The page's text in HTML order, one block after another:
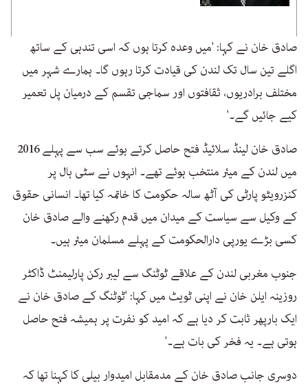
صادق خان نے کہا: 'میں وعدہ کرتا ہوں کہ اسی تندہی کے ساتھ
اگلے تین سال تک لندن کی قیادت کرتا رہوں گا۔ ہمارے شہر میں
مختلف برادریوں، ثقافتوں اور سماجی تقسم کے درمیان پل تعمیر
کیے جائیں گے۔'
صادق خان لینڈ سلائیڈ فتح حاصل کرتے ہوئے سب سے پہلے 2016
میں لندن کے میئر منتخب ہوئے تھے۔ انہوں نے سٹی ہال پر
کنزرویٹو پارٹی کی آٹھ سالہ حکومت کا خاتمہ کیا تھا۔ انسانی حقوق
کے وکیل سے سیاست کے میدان میں قدم رکھنے والے صادق خان
کسی بڑے یورپی دارالحکومت کے پہلے مسلمان میئر ہیں۔
جنوب مغربی لندن کے علاقے ٹوٹنگ سے لیبر رکن پارلیمنٹ ڈاکٹر
روزینہ ایلن خان نے اپنی ٹویٹ میں کہا: 'ٹوٹنگ کے صادق خان نے
ایک بارپھر ثابت کر دیا ہے کہ امید کو نفرت پر ہمیشہ فتح حاصل
ہوتی ہے۔ یہ فخر کی بات ہے۔'
دوسری جانب صادق خان کے مدمقابل امیدوار بیلی کا کہنا تھا کہ